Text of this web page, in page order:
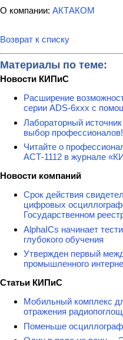
О компании: АКТАКОМ
Возврат к списку
Материалы по теме:
Новости КИПиС
Расширение
серии ADS-6ххх с
Лабораторный
выбор профессионалов!
Читайте о
АСТ-1112 в журнале
Новости компаний
Срок действия
цифровых
Государственном
AlphaICs начинает
глубокого обучения
Утвержден первый
промышленного
Статьи КИПиС
Мобильный комплекс
отражения
Поменьше